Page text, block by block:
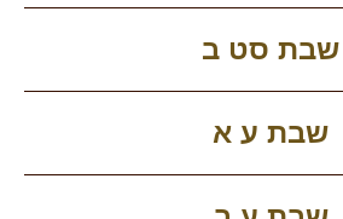
שבת סט ב
שבת ע א